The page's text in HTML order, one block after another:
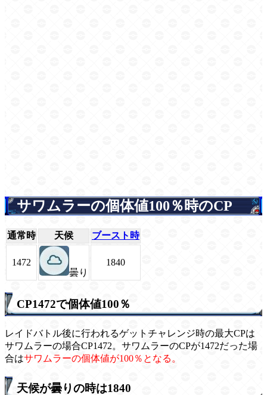
サワムラーの個体値100％時のCP
通常時 天候 ブースト時
1472
曇り
1840
CP1472で個体値100％
レイドバトル後に行われるゲットチャレンジ時の最大CPは
サワムラーの場合CP1472。サワムラーのCPが1472だった場
合はサワムラーの個体値が100％となる。
天候が曇りの時は1840